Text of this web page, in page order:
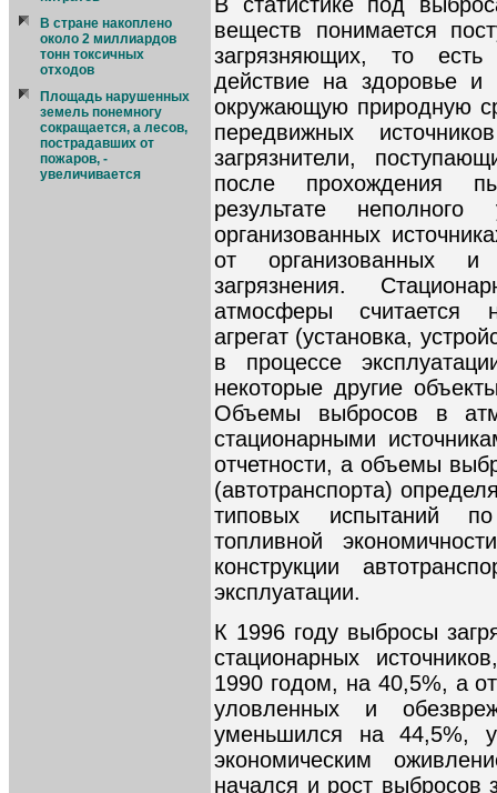
В стране накоплено
около 2 миллиардов
тонн токсичных
отходов
Площадь нарушенных
земель понемногу
сокращается, а лесов,
пострадавших от
пожаров, -
увеличивается
веществ понимается
загрязняющих, то есть
действие на здоровье и
окружающую природную
передвижных
загрязнители,
после прохождения
результате
организованных
от организованных и
загрязнения.
атмосферы считается
агрегат (установка,
в процессе
некоторые другие
Объемы выбросов в
стационарными
отчетности, а объемы
(автотранспорта)
типовых испытаний
топливной
конструкции
эксплуатации.
К 1996 году выбросы
стационарных
1990 годом, на 40,5%, а
уловленных и
уменьшился на 44,5%,
экономическим
начался и рост выбросов